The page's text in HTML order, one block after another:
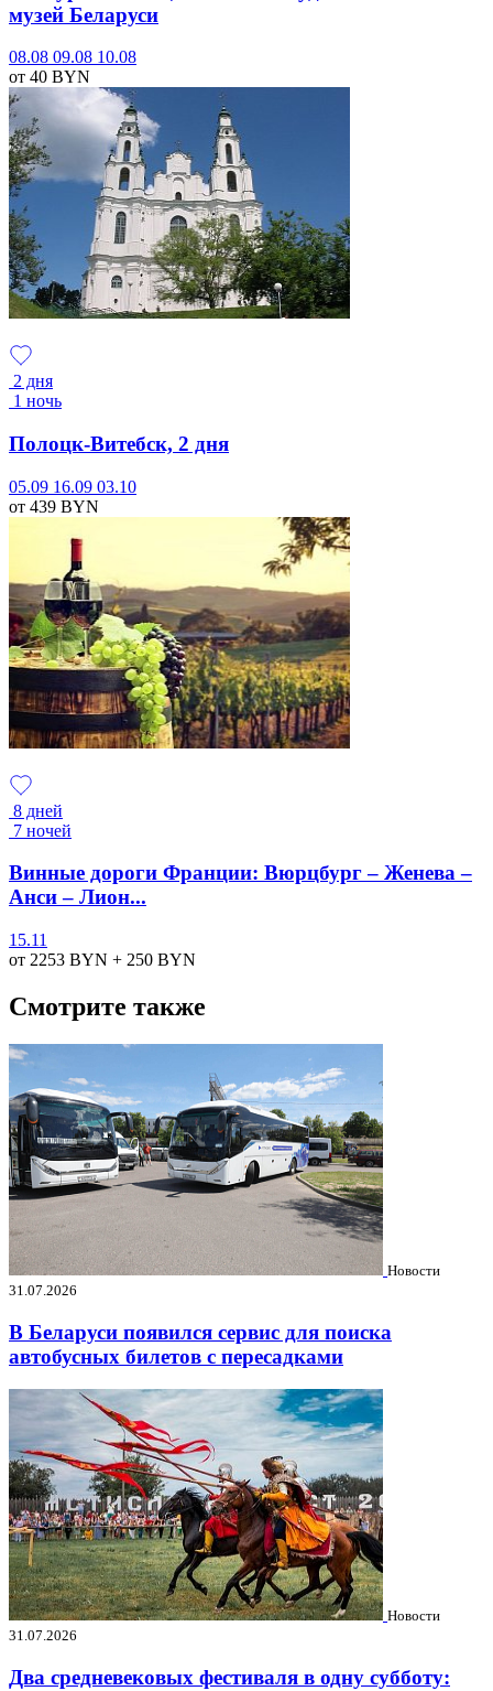
музей Беларуси
08.08 09.08 10.08
от 40 BYN
2 дня
1 ночь
Полоцк-Витебск, 2 дня
05.09 16.09 03.10
от 439 BYN
8 дней
7 ночей
Винные дороги Франции: Вюрцбург – Женева –
Анси – Лион...
15.11
от 2253 BYN + 250 BYN
Смотрите также
Новости
31.07.2026
В Беларуси появился сервис для поиска
автобусных билетов с пересадками
Новости
31.07.2026
Два средневековых фестиваля в одну субботу: